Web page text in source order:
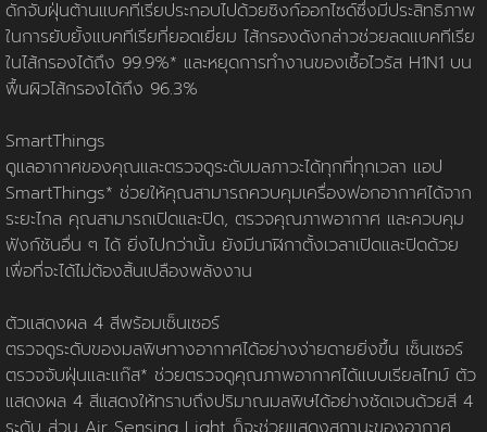
ข้อกำหนดและเงื่อนไข
นโยบายความเป็นส่วนตัว